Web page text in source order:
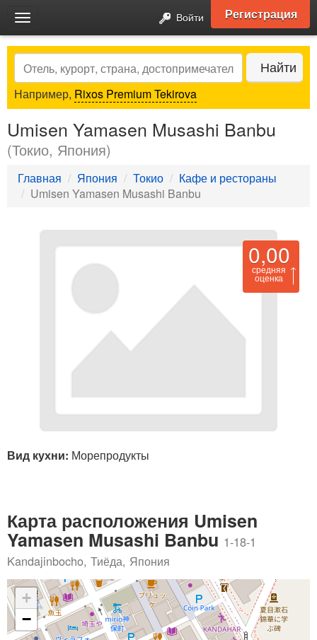
Toggle
navigation
Войти Регистрация
Search Найти
Например, Rixos Premium Tekirova
Umisen Yamasen Musashi Banbu
(Токио, Япония)
Главная Япония Токио
Кафе и рестораны
Umisen Yamasen Musashi Banbu
0,00
средняя
оценка
Вид кухни: Морепродукты
Карта расположения Umisen
Yamasen Musashi Banbu 1-18-1
Kandajinbocho, Тиёда, Япония
+
−